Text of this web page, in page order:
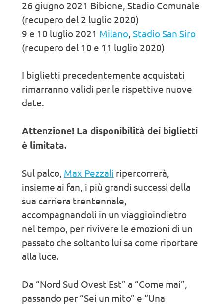
26 giugno 2021 Bibione, Stadio Comunale
(recupero del 2 luglio 2020)
9 e 10 luglio 2021 Milano, Stadio San Siro
(recupero del 10 e 11 luglio 2020)
I biglietti precedentemente acquistati
rimarranno validi per le rispettive nuove
date.
Attenzione! La disponibilità dei biglietti
è limitata.
Sul palco, Max Pezzali ripercorrerà,
insieme ai fan, i più grandi successi della
sua carriera trentennale,
accompagnandoli in un viaggioindietro
nel tempo, per rivivere le emozioni di un
passato che soltanto lui sa come riportare
alla luce.
Da “Nord Sud Ovest Est” a “Come mai”,
passando per “Sei un mito” e “Una